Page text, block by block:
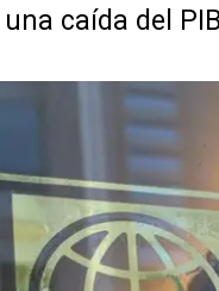
una caída del